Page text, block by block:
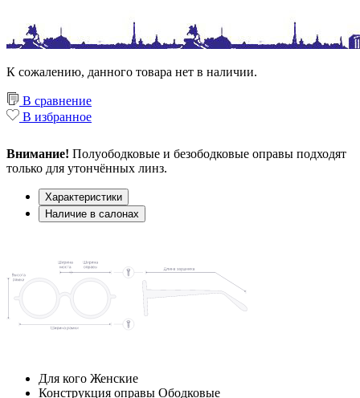
К сожалению, данного товара нет в наличии.
В сравнение
В избранное
Внимание! Полуободковые и безободковые оправы подходят
только для утончённых линз.
Характеристики
Наличие в салонах
Для кого Женские
Конструкция оправы Ободковые